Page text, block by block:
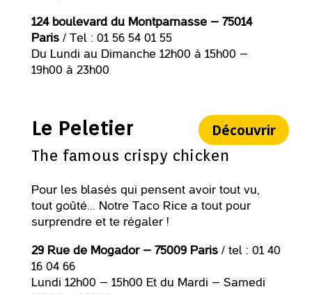
124 boulevard du Montparnasse – 75014
Paris/ Tel : 01 56 54 01 55
Du Lundi au Dimanche 12h00 à 15h00 –
19h00 à 23h00
Le Peletier
The famous crispy chicken
Pour les blasés qui pensent avoir tout vu,
tout goûté… Notre Taco Rice a tout pour
surprendre et te régaler !
29 Rue de Mogador – 75009 Paris/ tel : 01 40
16 04 66
Lundi 12h00 – 15h00 Et du Mardi – Samedi
Découvrir